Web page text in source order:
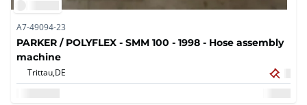
A7-49094-23
PARKER / POLYFLEX - SMM 100 - 1998 - Hose assembly
machine
Trittau,DE